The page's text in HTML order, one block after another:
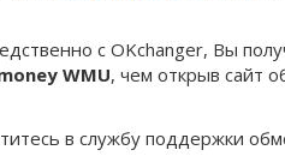
c OKchanger, Вы
WMU, чем открыв сайт
в службу поддержки